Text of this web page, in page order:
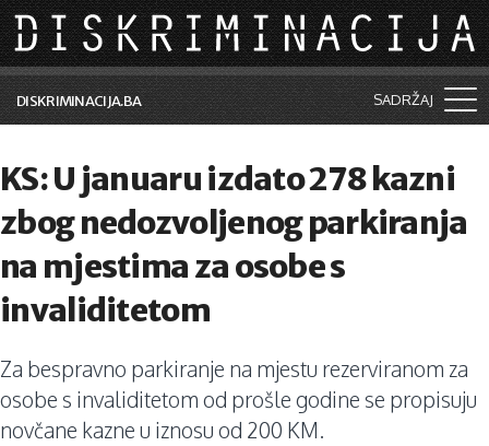
Skip to main content
DISKRIMINACIJA.BA SADRŽAJ
Vijesti i događaji
Aktuelne teme
Kolumne
Saradnja sa medijima
Pretraga
KS: U januaru izdato 278 kazni
zbog nedozvoljenog parkiranja
na mjestima za osobe s
invaliditetom
Za bespravno parkiranje na mjestu rezerviranom za
osobe s invaliditetom od prošle godine se propisuju
novčane kazne u iznosu od 200 KM.